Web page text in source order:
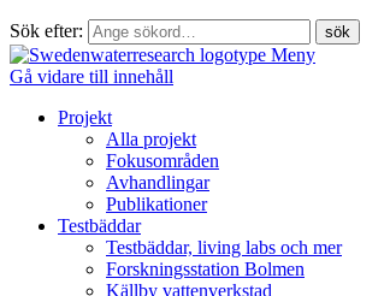
Sök efter:
Meny
Gå vidare till innehåll
Projekt
Alla projekt
Fokusområden
Avhandlingar
Publikationer
Testbäddar
Testbäddar, living labs och mer
Forskningsstation Bolmen
Källby vattenverkstad